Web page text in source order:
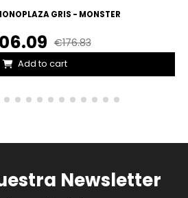
GRIS - MONSTER
€176.83
Add to cart
Newsletter